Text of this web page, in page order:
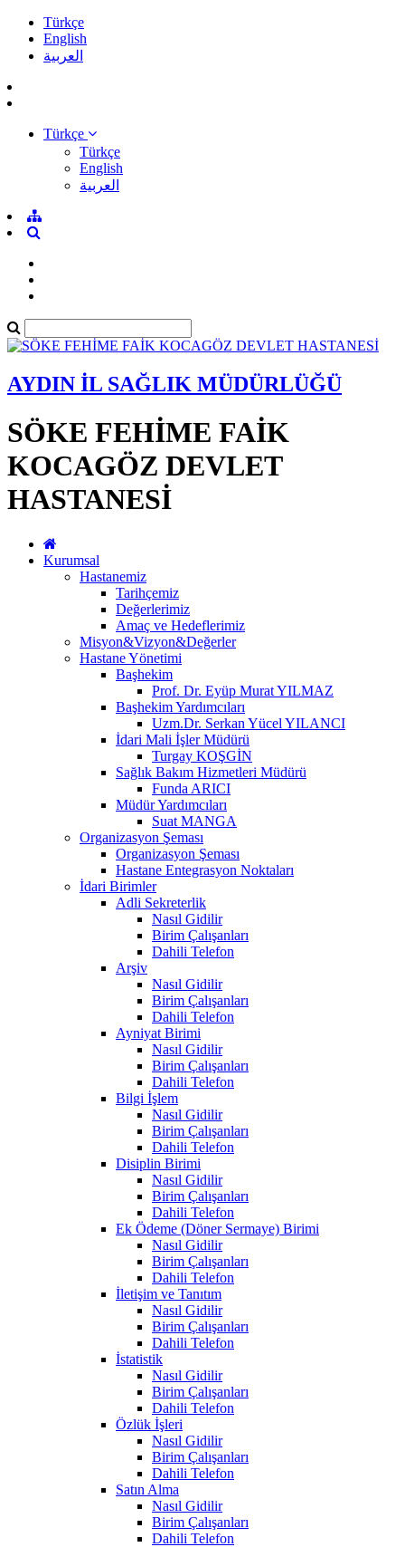
Türkçe
English
العربية
Türkçe
Türkçe
English
العربية
AYDIN İL SAĞLIK MÜDÜRLÜĞÜ
SÖKE FEHİME FAİK
KOCAGÖZ DEVLET
HASTANESİ
Kurumsal
Hastanemiz
Tarihçemiz
Değerlerimiz
Amaç ve Hedeflerimiz
Misyon&Vizyon&Değerler
Hastane Yönetimi
Başhekim
Prof. Dr. Eyüp Murat YILMAZ
Başhekim Yardımcıları
Uzm.Dr. Serkan Yücel YILANCI
İdari Mali İşler Müdürü
Turgay KOŞGİN
Sağlık Bakım Hizmetleri Müdürü
Funda ARICI
Müdür Yardımcıları
Suat MANGA
Organizasyon Şeması
Organizasyon Şeması
Hastane Entegrasyon Noktaları
İdari Birimler
Adli Sekreterlik
Nasıl Gidilir
Birim Çalışanları
Dahili Telefon
Arşiv
Nasıl Gidilir
Birim Çalışanları
Dahili Telefon
Ayniyat Birimi
Nasıl Gidilir
Birim Çalışanları
Dahili Telefon
Bilgi İşlem
Nasıl Gidilir
Birim Çalışanları
Dahili Telefon
Disiplin Birimi
Nasıl Gidilir
Birim Çalışanları
Dahili Telefon
Ek Ödeme (Döner Sermaye) Birimi
Nasıl Gidilir
Birim Çalışanları
Dahili Telefon
İletişim ve Tanıtım
Nasıl Gidilir
Birim Çalışanları
Dahili Telefon
İstatistik
Nasıl Gidilir
Birim Çalışanları
Dahili Telefon
Özlük İşleri
Nasıl Gidilir
Birim Çalışanları
Dahili Telefon
Satın Alma
Nasıl Gidilir
Birim Çalışanları
Dahili Telefon